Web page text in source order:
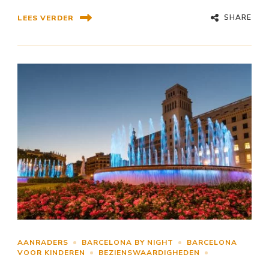
LEES VERDER SHARE
AANRADERS BARCELONA BY NIGHT
BARCELONA
VOOR KINDEREN
BEZIENSWAARDIGHEDEN